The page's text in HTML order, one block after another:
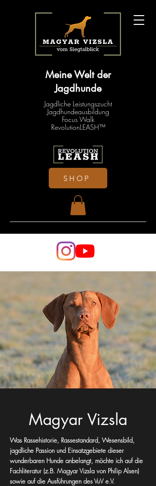
Meine Welt der
Jagdhunde
Jagdliche Leistungszucht
Jagdhundeausbildung
Focus Walk
RevolutionLEASH™
SHOP
Magyar Vizsla
Was Rassehistorie, Rassestandard, Wesensbild,
jagdliche Passion und Einsatzgebiete dieser
wunderbaren Hunde anbelangt, möchte ich auf die
Fachliteratur (z.B. Magyar Vizsla von Philip Alsen)
sowie auf die Ausführungen des VuV e.V.